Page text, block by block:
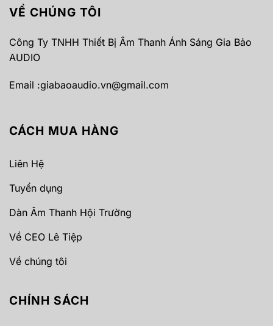
VỀ CHÚNG TÔI
Công Ty TNHH Thiết Bị Âm Thanh Ánh Sáng Gia Bảo
AUDIO
Email :giabaoaudio.vn@gmail.com
CÁCH MUA HÀNG
Liên Hệ
Tuyển dụng
Dàn Âm Thanh Hội Trường
Về CEO Lê Tiệp
Về chúng tôi
CHÍNH SÁCH